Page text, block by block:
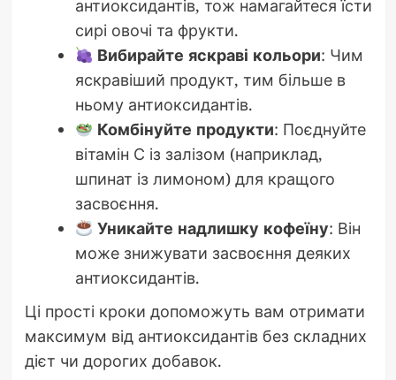
антиоксидантів, тож намагайтеся їсти
сирі овочі та фрукти.
Вибирайте яскраві кольори: Чим
яскравіший продукт, тим більше в
ньому антиоксидантів.
Комбінуйте продукти: Поєднуйте
вітамін С із залізом (наприклад,
шпинат із лимоном) для кращого
засвоєння.
Уникайте надлишку кофеїну: Він
може знижувати засвоєння деяких
антиоксидантів.
Ці прості кроки допоможуть вам отримати
максимум від антиоксидантів без складних
дієт чи дорогих добавок.